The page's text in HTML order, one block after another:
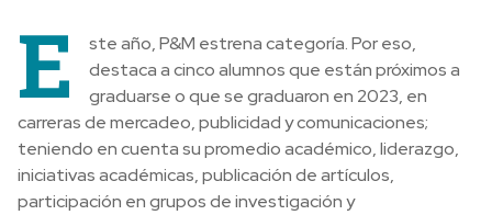
E
ste año, P&M estrena categoría. Por eso,
destaca a cinco alumnos que están próximos a
graduarse o que se graduaron en 2023, en
carreras de mercadeo, publicidad y comunicaciones;
teniendo en cuenta su promedio académico, liderazgo,
iniciativas académicas, publicación de artículos,
participación en grupos de investigación y